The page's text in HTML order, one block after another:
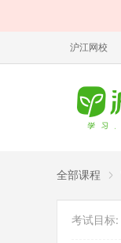
沪江网校
全部课程
考试目标: